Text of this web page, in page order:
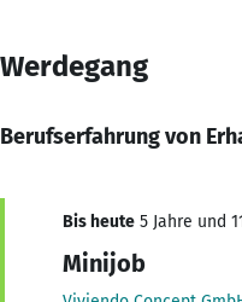
Werdegang
Berufserfahrung von
Bis heute 5 Jahre und
Minijob